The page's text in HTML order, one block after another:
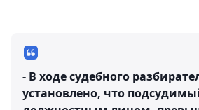
- В ходе судебного
установлено, что